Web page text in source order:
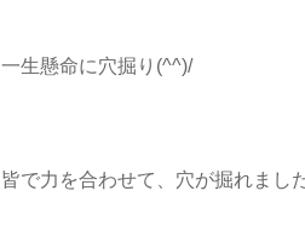
一生懸命に穴掘り(^^)/
皆で力を合わせて、穴が掘れまし